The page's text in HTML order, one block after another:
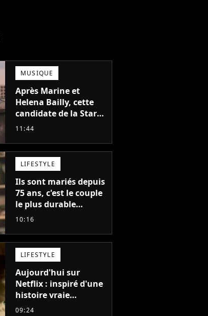
MUSIQUE
Après Marine et
Helena Bailly, cette
candidate de la Star
Academy adorée du
premier album, "C'est
tellement puissant"
11:44
LIFESTYLE
Ils sont mariés depuis
75 ans, c'est le couple
le plus durable
d'Hollywood : "Nous
après jour, et les jours
se sont transformés
en décennies"
10:16
LIFESTYLE
Aujourd'hui sur
Netflix : inspiré d'une
histoire vraie
glaçante, c'est l'un
09:24